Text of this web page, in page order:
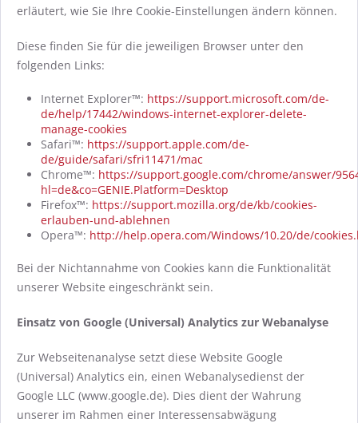
erläutert, wie Sie Ihre Cookie-Einstellungen ändern können.
Diese finden Sie für die jeweiligen Browser unter den
folgenden Links:
Internet Explorer™: https://support.microsoft.com/de-
de/help/17442/windows-internet-explorer-delete-
manage-cookies
Safari™: https://support.apple.com/de-
de/guide/safari/sfri11471/mac
Chrome™: https://support.google.com/chrome/answer/
hl=de&co=GENIE.Platform=Desktop
Firefox™: https://support.mozilla.org/de/kb/cookies-
erlauben-und-ablehnen
Opera™: http://help.opera.com/Windows/10.20/de/
Bei der Nichtannahme von Cookies kann die Funktionalität
unserer Website eingeschränkt sein.
Einsatz von Google (Universal) Analytics zur Webanalyse
Zur Webseitenanalyse setzt diese Website Google
(Universal) Analytics ein, einen Webanalysedienst der
Google LLC (www.google.de). Dies dient der Wahrung
unserer im Rahmen einer Interessensabwägung